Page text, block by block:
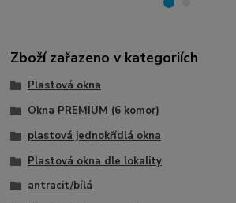
Zboží zařazeno v kategoriích
Plastová okna
Okna PREMIUM (6 komor)
plastová jednokřídlá okna
Plastová okna dle lokality
antracit/bílá